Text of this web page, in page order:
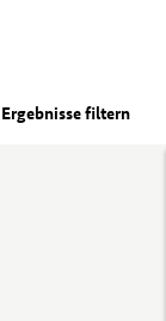
Ergebnisse filtern